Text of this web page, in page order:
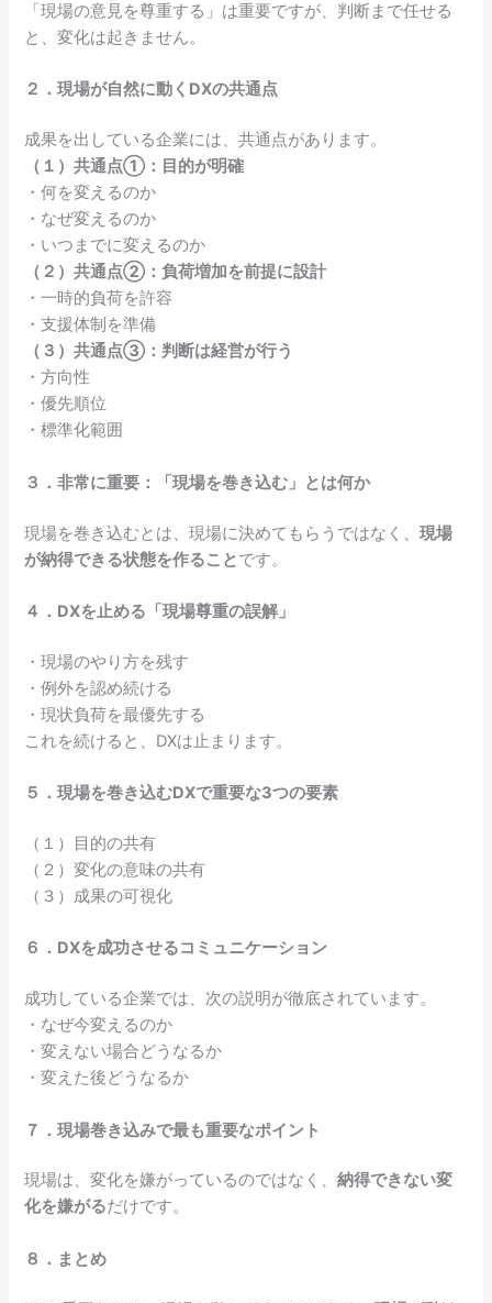
「現場の意見を尊重する」は重要ですが、判断まで任せる
と、変化は起きません。
２．現場が自然に動くDXの共通点
成果を出している企業には、共通点があります。
（１）共通点①：目的が明確
・何を変えるのか
・なぜ変えるのか
・いつまでに変えるのか
（２）共通点②：負荷増加を前提に設計
・一時的負荷を許容
・支援体制を準備
（３）共通点③：判断は経営が行う
・方向性
・優先順位
・標準化範囲
３．非常に重要：「現場を巻き込む」とは何か
現場を巻き込むとは、現場に決めてもらうではなく、現場
が納得できる状態を作ることです。
４．DXを止める「現場尊重の誤解」
・現場のやり方を残す
・例外を認め続ける
・現状負荷を最優先する
これを続けると、DXは止まります。
５．現場を巻き込むDXで重要な3つの要素
（１）目的の共有
（２）変化の意味の共有
（３）成果の可視化
６．DXを成功させるコミュニケーション
成功している企業では、次の説明が徹底されています。
・なぜ今変えるのか
・変えない場合どうなるか
・変えた後どうなるか
７．現場巻き込みで最も重要なポイント
現場は、変化を嫌がっているのではなく、納得できない変
化を嫌がるだけです。
８．まとめ